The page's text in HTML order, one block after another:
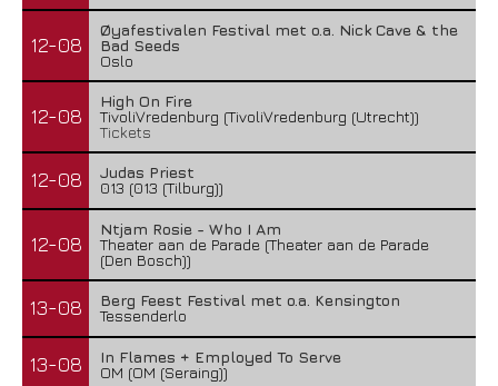
12-08
Øyafestivalen Festival met o.a. Nick Cave & the
Bad Seeds
Oslo
12-08
High On Fire
TivoliVredenburg (TivoliVredenburg (Utrecht))
Tickets
12-08
Judas Priest
013 (013 (Tilburg))
12-08
Ntjam Rosie - Who I Am
Theater aan de Parade (Theater aan de Parade
(Den Bosch))
13-08
Berg Feest Festival met o.a. Kensington
Tessenderlo
13-08
In Flames + Employed To Serve
OM (OM (Seraing))